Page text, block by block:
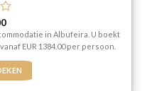
in Albufeira. U boekt
EUR 1384.00 per persoon.